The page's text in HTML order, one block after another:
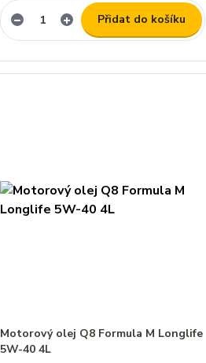
Přidat do košíku
Motorový olej Q8 Formula M Longlife
5W-40 4L